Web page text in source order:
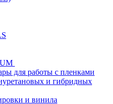
для работы с пленками
и гибридных
и винила